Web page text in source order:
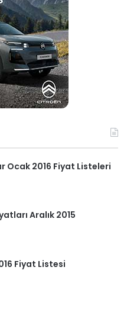
Ocak 2016 Fiyat Listeleri
Aralık 2015
Fiyat Listesi